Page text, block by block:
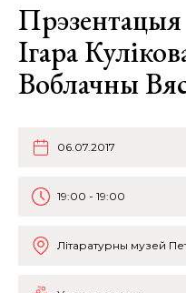
Прэзентацыя
Ігара
Воблачны
06.07.2017
19:00 - 19:00
Літаратурны музей